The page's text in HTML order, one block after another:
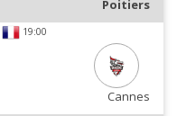
Poitiers
19:00
Cannes